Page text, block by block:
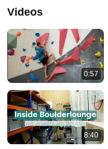
Videos
0:57
8:40